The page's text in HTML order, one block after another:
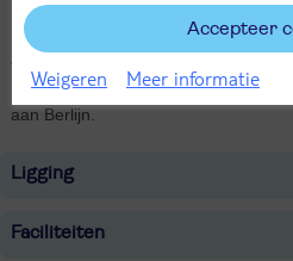
M29 is een leuk alternatief voor de
route en brengt je onder andere bij
verder naar de hippe wijken
hotel Kurfürstendamm is een ideaal
aan Berlijn.
Ligging
Faciliteiten
Accepteer
Weigeren Meer informatie